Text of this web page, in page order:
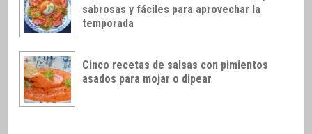
sabrosas y fáciles para aprovechar la
temporada
Cinco recetas de salsas con pimientos
asados para mojar o dipear